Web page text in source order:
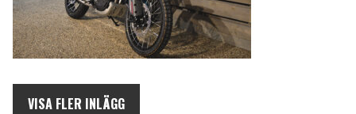
VISA FLER INLÄGG